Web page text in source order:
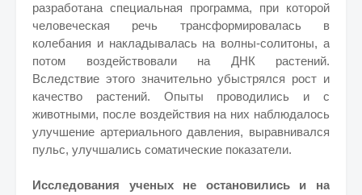
разработана специальная программа, при которой
человеческая речь трансформировалась в
колебания и накладывалась на волны-солитоны, а
потом воздействовали на ДНК растений.
Вследствие этого значительно убыстрялся рост и
качество растений. Опыты проводились и с
животными, после воздействия на них наблюдалось
улучшение артериального давления, выравнивался
пульс, улучшались соматические показатели.
Исследования ученых не остановились и на